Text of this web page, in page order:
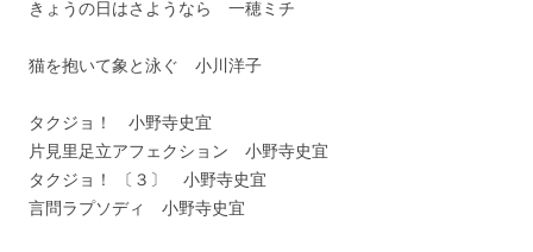
きょうの日はさようなら 一穂ミチ
猫を抱いて象と泳ぐ 小川洋子
タクジョ！ 小野寺史宜
片見里足立アフェクション 小野寺史宜
タクジョ！ 〔３〕 小野寺史宜
言問ラプソディ 小野寺史宜